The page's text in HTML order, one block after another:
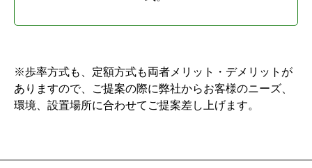
※歩率方式も、定額方式も両者メリット・デメリットが
ありますので、ご提案の際に弊社からお客様のニーズ、
環境、設置場所に合わせてご提案差し上げます。